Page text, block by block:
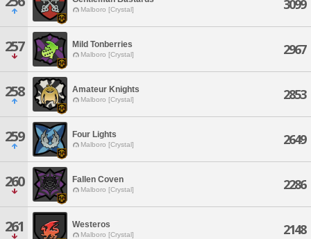
Malboro [Crystal] 3099
257 Mild Tonberries
Malboro [Crystal] 2967
258 Amateur Knights
Malboro [Crystal] 2853
259 Four Lights
Malboro [Crystal] 2649
260 Fallen Coven
Malboro [Crystal] 2286
261 Westeros
Malboro [Crystal] 2148